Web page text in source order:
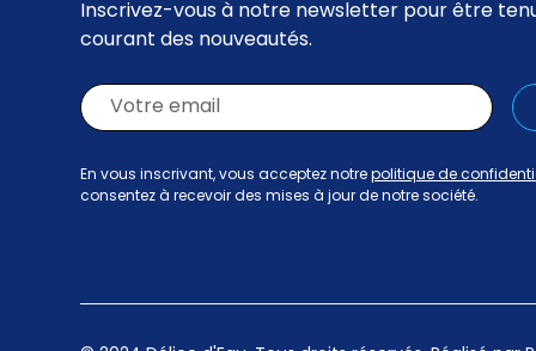
Inscrivez-vous à notre newsletter pour être
courant des nouveautés.
En vous inscrivant, vous acceptez notre politique de
consentez à recevoir des mises à jour de notre société.